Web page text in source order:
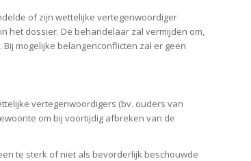
of zijn wettelijke vertegenwoordiger
het dossier. De behandelaar zal vermijden om,
mogelijke belangenconflicten zal er geen
vertegenwoordigers (bv. ouders van
om bij voortijdig afbreken van de
te sterk of niet als bevorderlijk beschouwde